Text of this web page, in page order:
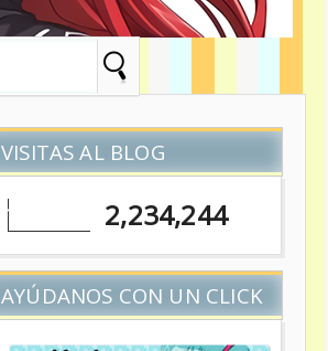
VISITAS AL BLOG
2,234,244
AYÚDANOS CON UN CLICK